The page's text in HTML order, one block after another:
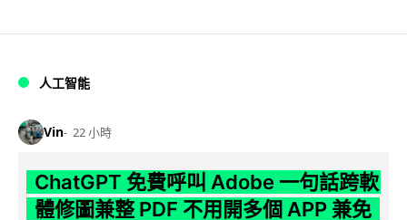
人工智能
Vin 22 小時
ChatGPT 免費呼叫 Adobe 一句話跨軟
體修圖兼整 PDF 不用開多個 APP 兼免